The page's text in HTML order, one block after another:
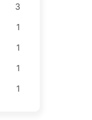
3
1
1
1
1